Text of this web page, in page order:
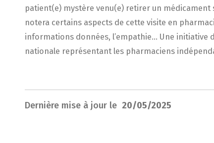
patient(e) mystère venu(e) retirer un
notera certains aspects de cette visite en
informations données, l’empathie… Une initiative
nationale représentant les pharmaciens
Dernière mise à jour le 20/05/2025